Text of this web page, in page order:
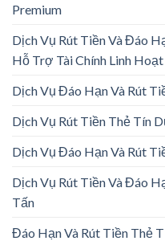
Premium
Dịch Vụ Rút Tiền Và Đáo
Hỗ Trợ Tài Chính Linh
Dịch Vụ Đáo Hạn Và Rút
Dịch Vụ Rút Tiền Thẻ Tín
Dịch Vụ Đáo Hạn Và Rút
Dịch Vụ Rút Tiền Và Đáo
Tấn
Đáo Hạn Và Rút Tiền Thẻ